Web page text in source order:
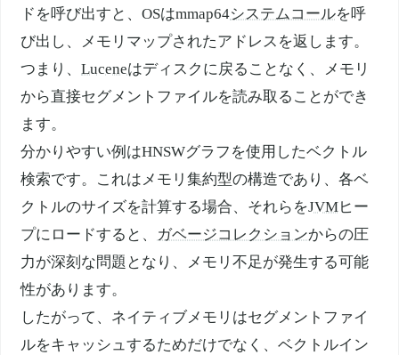
ドを呼び出すと、OSはmmap64システムコールを呼
び出し、メモリマップされたアドレスを返します。
つまり、Luceneはディスクに戻ることなく、メモリ
から直接セグメントファイルを読み取ることができ
ます。
分かりやすい例はHNSWグラフを使用したベクトル
検索です。これはメモリ集約型の構造であり、各ベ
クトルのサイズを計算する場合、それらをJVMヒー
プにロードすると、 ガベージコレクションからの圧
力が深刻な問題となり、メモリ不足が発生する可能
性があります。
したがって、ネイティブメモリはセグメントファイ
ルをキャッシュするためだけでなく、ベクトルイン